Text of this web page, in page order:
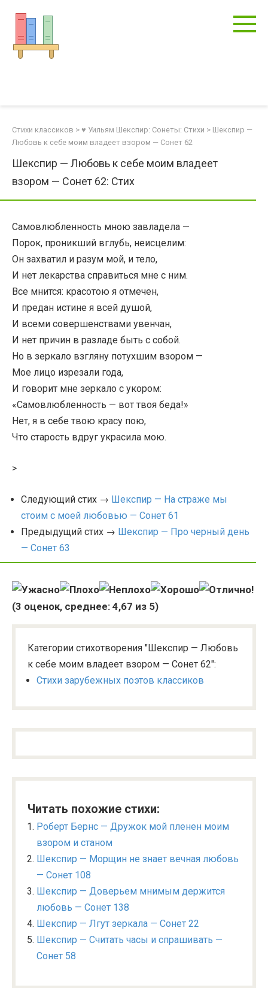
контенту
Стихи классиков > ♥ Уильям Шекспир: Сонеты: Стихи > Шекспир —
Любовь к себе моим владеет взором — Сонет 62
Шекспир — Любовь к себе моим владеет
взором — Сонет 62: Стих
Самовлюбленность мною завладела —
Порок, проникший вглубь, неисцелим:
Он захватил и разум мой, и тело,
И нет лекарства справиться мне с ним.
Все мнится: красотою я отмечен,
И предан истине я всей душой,
И всеми совершенствами увенчан,
И нет причин в разладе быть с собой.
Но в зеркало взгляну потухшим взором —
Мое лицо изрезали года,
И говорит мне зеркало с укором:
«Самовлюбленность — вот твоя беда!»
Нет, я в себе твою красу пою,
Что старость вдруг украсила мою.
>
Следующий стих → Шекспир — На страже мы
стоим с моей любовью — Сонет 61
Предыдущий стих → Шекспир — Про черный день
— Сонет 63
(3 оценок, среднее: 4,67 из 5)
Категории стихотворения "Шекспир — Любовь
к себе моим владеет взором — Сонет 62":
Стихи зарубежных поэтов классиков
Читать похожие стихи:
Роберт Бернс — Дружок мой пленен моим
взором и станом
Шекспир — Морщин не знает вечная любовь
— Сонет 108
Шекспир — Доверьем мнимым держится
любовь — Сонет 138
Шекспир — Лгут зеркала — Сонет 22
Шекспир — Считать часы и спрашивать —
Сонет 58